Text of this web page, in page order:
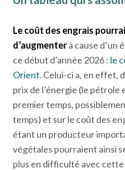
Le coût des engrais
d’augmenterà cause d’un
ce début d’année 2026 : le
Orient. Celui-ci a, en effet,
prix de l’énergie (le pétrole
premier temps,
temps) et sur le coût des
étant un producteur
végétales pourraient ainsi
plus en difficulté avec cette